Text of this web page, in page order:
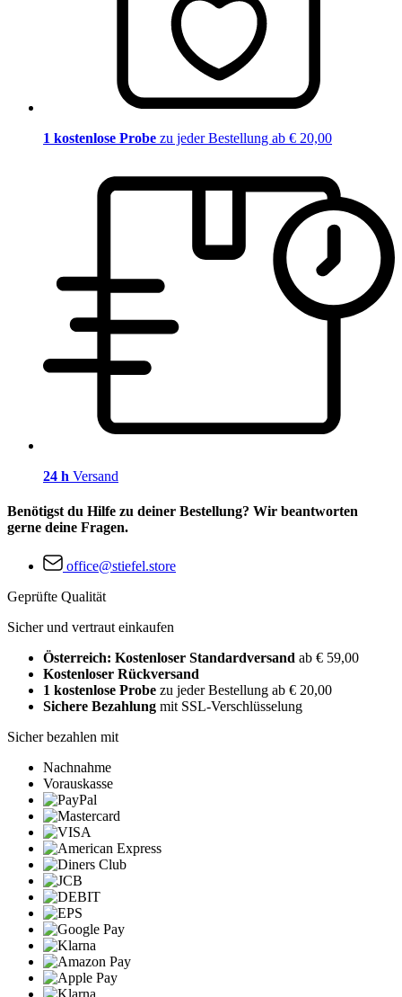
1 kostenlose Probe zu jeder Bestellung ab € 20,00
24 h Versand
Benötigst du Hilfe zu deiner Bestellung? Wir beantworten
gerne deine Fragen.
office@stiefel.store
Geprüfte Qualität
Sicher und vertraut einkaufen
Österreich: Kostenloser Standardversand ab € 59,00
Kostenloser Rückversand
1 kostenlose Probe zu jeder Bestellung ab € 20,00
Sichere Bezahlung mit SSL-Verschlüsselung
Sicher bezahlen mit
Nachnahme
Vorauskasse